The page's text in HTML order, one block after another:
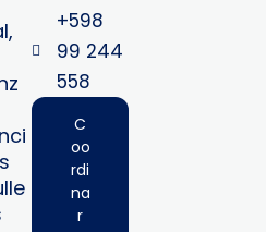
+598
99 244
558‬‬
C
oo
rdi
na
r